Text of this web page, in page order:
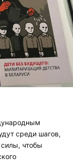
среди шагов,
чтобы